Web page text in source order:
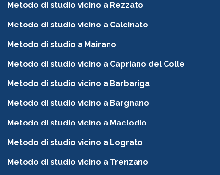
Metodo di studio vicino a Rezzato
Metodo di studio vicino a Calcinato
Metodo di studio a Mairano
Metodo di studio vicino a Capriano del Colle
Metodo di studio vicino a Barbariga
Metodo di studio vicino a Bargnano
Metodo di studio vicino a Maclodio
Metodo di studio vicino a Lograto
Metodo di studio vicino a Trenzano